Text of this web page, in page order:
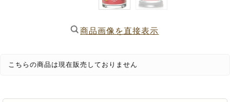
商品画像を直接表示
こちらの商品は現在販売しておりません